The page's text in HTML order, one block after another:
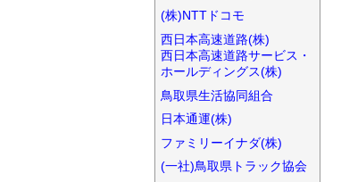
(株)NTTドコモ
西日本高速道路(株)
西日本高速道路サービス・
ホールディングス(株)
鳥取県生活協同組合
日本通運(株)
ファミリーイナダ(株)
(一社)鳥取県トラック協会